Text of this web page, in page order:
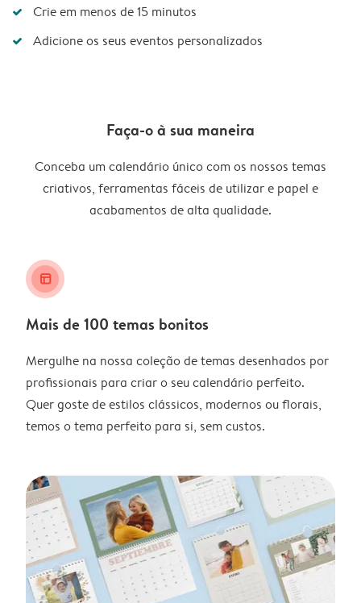
Crie em menos de 15 minutos
Adicione os seus eventos personalizados
Faça-o à sua maneira
Conceba um calendário único com os nossos temas
criativos, ferramentas fáceis de utilizar e papel e
acabamentos de alta qualidade.
layout_alt
Mais de 100 temas bonitos
Mergulhe na nossa coleção de temas desenhados por
profissionais para criar o seu calendário perfeito.
Quer goste de estilos clássicos, modernos ou florais,
temos o tema perfeito para si, sem custos.